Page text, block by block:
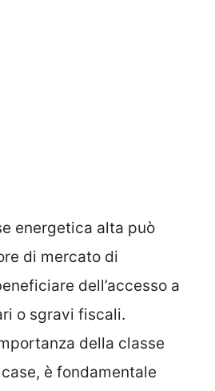
energetica alta può
di mercato di
dell’accesso a
o sgravi fiscali.
della classe
è fondamentale